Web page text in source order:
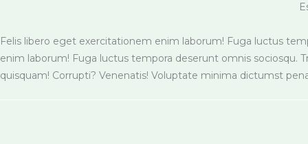
Felis libero eget exercitationem enim laborum! Fuga luctus
enim laborum! Fuga luctus tempora deserunt omnis sociosqu.
quisquam! Corrupti? Venenatis! Voluptate minima dictumst